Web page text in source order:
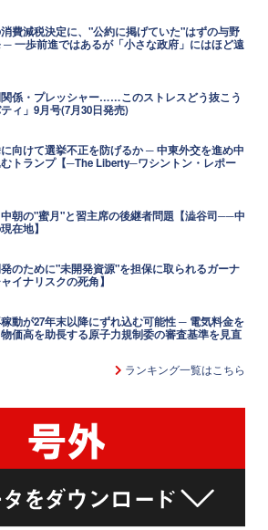
費減税決定に、"公約に掲げていた"はずの与野
─ 一歩前進ではあるが「小さな政府」にはほど遠
係・プレッシャー……このストレスどう抜こう
ティ」9月号(7月30日発売)
向けて選挙不正を防げるか ─ 中東外交を進め中
トランプ【─The Liberty─ワシントン・レポー
朝の"蜜月"と習主席の後継者問題【澁谷司──中
在地】
のために"未開発資源"を担保に取られるガーナ
イナリスクの死角】
動が27年末以降にずれ込む可能性 ─ 電気料金を
価高を助長する原子力規制委の審査基準を見直
ランキング一覧はこちら